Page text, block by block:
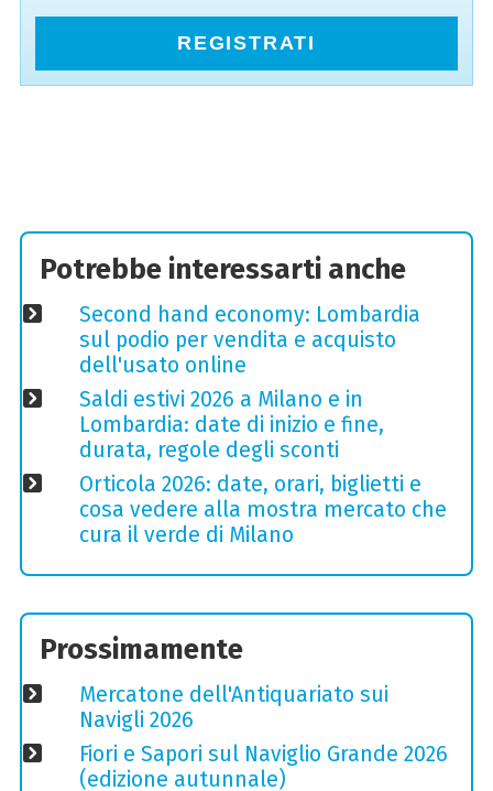
REGISTRATI
Potrebbe interessarti anche
Second hand economy: Lombardia
sul podio per vendita e acquisto
dell'usato online
Saldi estivi 2026 a Milano e in
Lombardia: date di inizio e fine,
durata, regole degli sconti
Orticola 2026: date, orari, biglietti e
cosa vedere alla mostra mercato che
cura il verde di Milano
Prossimamente
Mercatone dell'Antiquariato sui
Navigli 2026
Fiori e Sapori sul Naviglio Grande 2026
(edizione autunnale)